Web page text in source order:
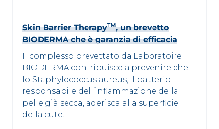
Skin Barrier TherapyTM, un brevetto
BIODERMA che è garanzia di efficacia
Il complesso brevettato da Laboratoire
BIODERMA contribuisce a prevenire che
lo Staphylococcus aureus, il batterio
responsabile dell’infiammazione della
pelle già secca, aderisca alla superficie
della cute.